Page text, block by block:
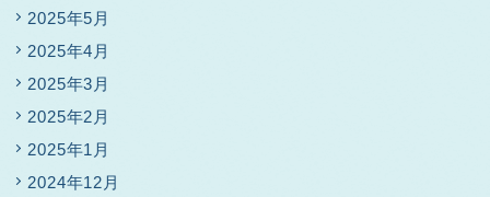
2025年5月
2025年4月
2025年3月
2025年2月
2025年1月
2024年12月